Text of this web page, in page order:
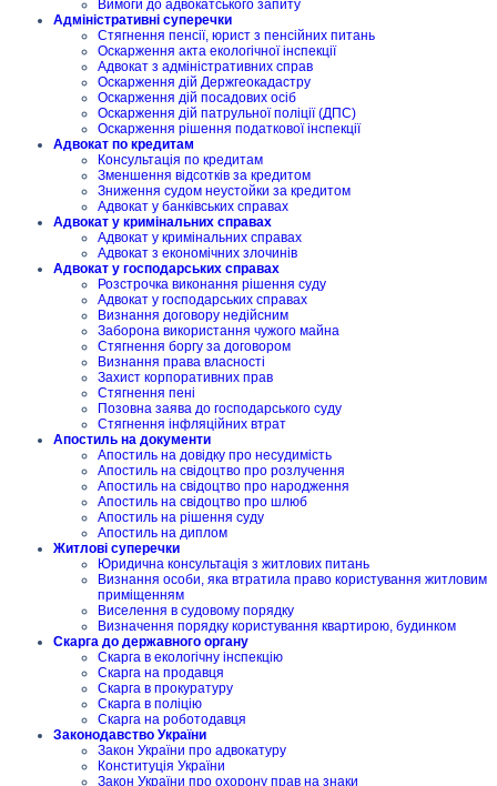
Вимоги до адвокатського запиту
Адміністративні суперечки
Стягнення пенсії, юрист з пенсійних питань
Оскарження акта екологічної інспекції
Адвокат з адміністративних справ
Оскарження дій Держгеокадастру
Оскарження дій посадових осіб
Оскарження дій патрульної поліції (ДПС)
Оскарження рішення податкової інспекції
Адвокат по кредитам
Консультація по кредитам
Зменшення відсотків за кредитом
Зниження судом неустойки за кредитом
Адвокат у банківських справах
Адвокат у кримінальних справах
Адвокат у кримінальних справах
Адвокат з економічних злочинів
Адвокат у господарських справах
Розстрочка виконання рішення суду
Адвокат у господарських справах
Визнання договору недійсним
Заборона використання чужого майна
Стягнення боргу за договором
Визнання права власності
Захист корпоративних прав
Стягнення пені
Позовна заява до господарського суду
Стягнення інфляційних втрат
Апостиль на документи
Апостиль на довідку про несудимість
Апостиль на свідоцтво про розлучення
Апостиль на свідоцтво про народження
Апостиль на свідоцтво про шлюб
Апостиль на рішення суду
Апостиль на диплом
Житлові суперечки
Юридична консультація з житлових питань
Визнання особи, яка втратила право користування житловим
приміщенням
Виселення в судовому порядку
Визначення порядку користування квартирою, будинком
Скарга до державного органу
Скарга в екологічну інспекцію
Скарга на продавця
Скарга в прокуратуру
Скарга в поліцію
Скарга на роботодавця
Законодавство України
Закон України про адвокатуру
Конституція України
Закон України про охорону прав на знаки